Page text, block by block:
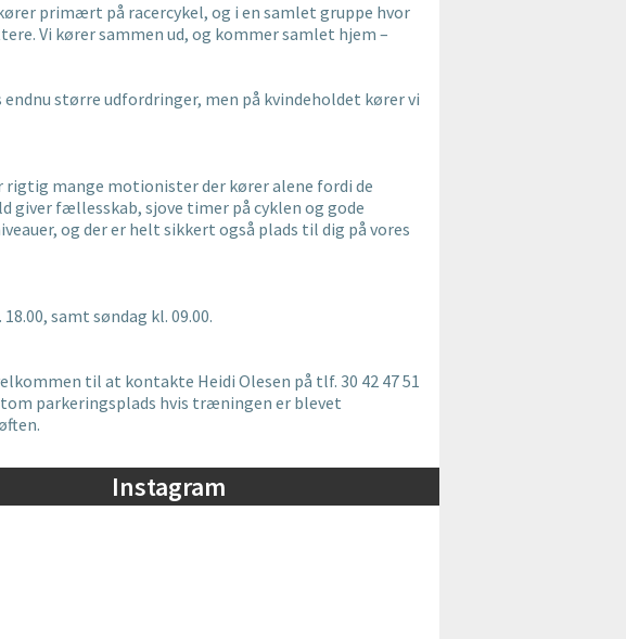
primært på racercykel, og i en samlet gruppe hvor
Vi kører sammen ud, og kommer samlet hjem –
større udfordringer, men på kvindeholdet kører vi
rigtig mange motionister der kører alene fordi de
giver fællesskab, sjove timer på cyklen og gode
og der er helt sikkert også plads til dig på vores
samt søndag kl. 09.00.
til at kontakte Heidi Olesen på tlf. 30 42 47 51
parkeringsplads hvis træningen er blevet
Instagram